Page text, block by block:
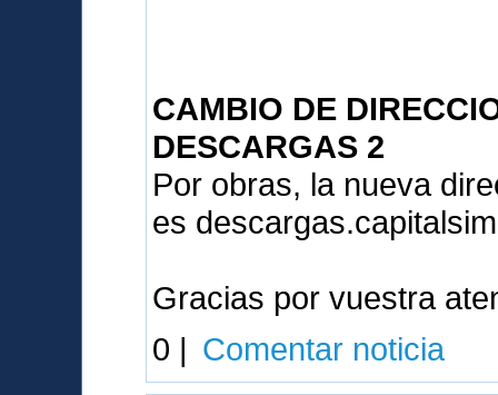
CAMBIO DE
DESCARGAS 2
Por obras, la nueva
es
Gracias por vuestra
0 | Comentar noticia